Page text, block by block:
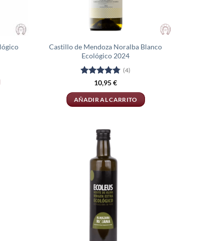
Castillo de Mendoza Noralba Blanco
Ecológico 2024
Valorado
de 5
(4)
10,95€
AÑADIR AL CARRITO